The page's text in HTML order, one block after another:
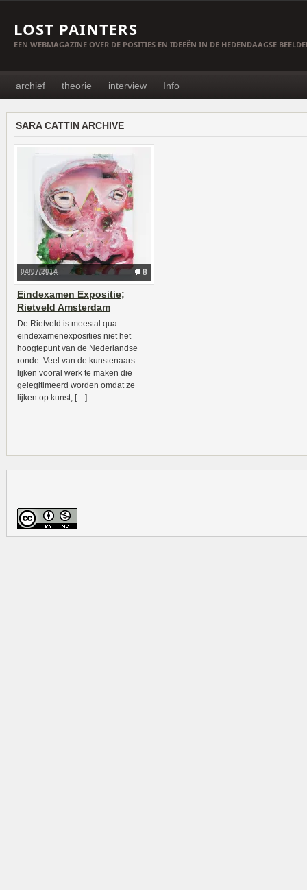
LOST PAINTERS
EEN WEBMAGAZINE OVER DE POSITIES EN IDEEËN IN DE HEDENDAAGSE
archief theorie interview Info
SARA CATTIN ARCHIVE
8
04/07/2014
Eindexamen Expositie;
Rietveld Amsterdam
De Rietveld is meestal qua
eindexamenexposities niet het
hoogtepunt van de Nederlandse
ronde. Veel van de kunstenaars
lijken vooral werk te maken die
gelegitimeerd worden omdat ze
lijken op kunst, […]